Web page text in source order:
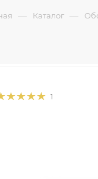
— Каталог —
1